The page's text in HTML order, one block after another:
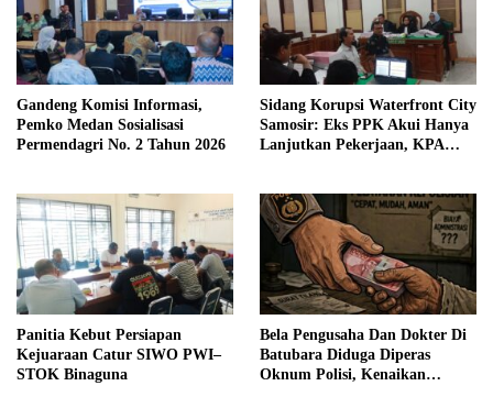
Gandeng Komisi Informasi,
Pemko Medan Sosialisasi
Permendagri No. 2 Tahun 2026
Sidang Korupsi Waterfront City
Samosir: Eks PPK Akui Hanya
Lanjutkan Pekerjaan, KPA
Panitia Kebut Persiapan
Kejuaraan Catur SIWO PWI–
STOK Binaguna
Bela Pengusaha Dan Dokter Di
Batubara Diduga Diperas
Oknum Polisi, Kenaikan